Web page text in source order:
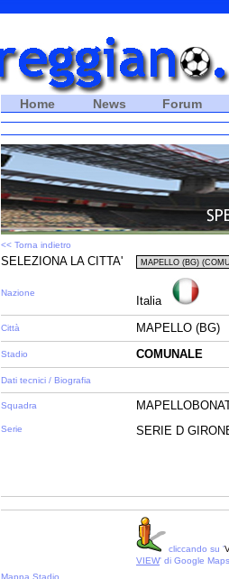
Home News Forum
<< Torna indietro
SELEZIONA LA CITTA'
Nazione
Italia
Città MAPELLO (BG)
Stadio COMUNALE
Dati tecnici / Biografia
Squadra
Serie
SERIE D
cliccando su '
VIEW' di Google Maps
Mappa Stadio